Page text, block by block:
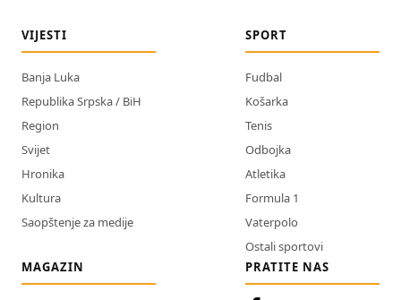
VIJESTI
Banja Luka
Republika Srpska / BiH
Region
Svijet
Hronika
Kultura
Saopštenje za medije
SPORT
Fudbal
Košarka
Tenis
Odbojka
Atletika
Formula 1
Vaterpolo
Ostali sportovi
MAGAZIN
PRATITE NAS